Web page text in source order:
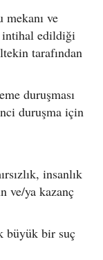
ve
intihal edildiği
tarafından
duruşması
duruşma için
insanlık
ve/ya kazanç
büyük bir suç